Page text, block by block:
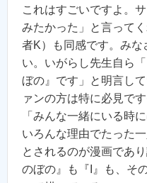
これはすごいですよ。
みたかった」と言って
者K）も同感です。み
い。いがらし先生自ら
ぼの』です」と明言し
ァンの方は特に必見です
「みんな一緒にいる時
いろんな理由でたった
とされるのが漫画であ
のぼの』も『I』も、そ